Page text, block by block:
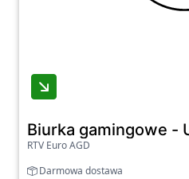
Biurka gamingowe -
RTV Euro AGD
Darmowa dostawa